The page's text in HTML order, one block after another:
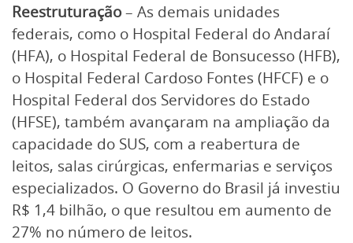
Reestruturação– As demais unidades
federais, como o Hospital Federal do Andaraí
(HFA), o Hospital Federal de Bonsucesso (HFB),
o Hospital Federal Cardoso Fontes (HFCF) e o
Hospital Federal dos Servidores do Estado
(HFSE), também avançaram na ampliação da
capacidade do SUS, com a reabertura de
leitos, salas cirúrgicas, enfermarias e serviços
especializados. O Governo do Brasil já investiu
R$ 1,4 bilhão, o que resultou em aumento de
27% no número de leitos.